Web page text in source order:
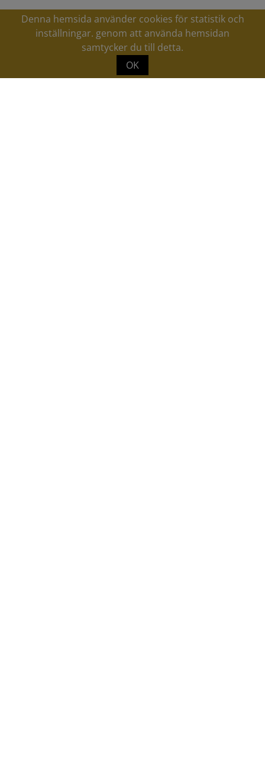
Denna hemsida använder cookies för statistik och
inställningar. genom att använda hemsidan
samtycker du till detta.